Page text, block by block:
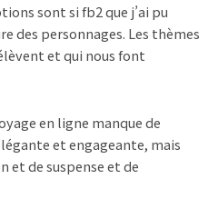
sont si fb2 que j’ai pu
des personnages. Les thèmes
et qui nous font
en ligne manque de
et engageante, mais
et de suspense et de